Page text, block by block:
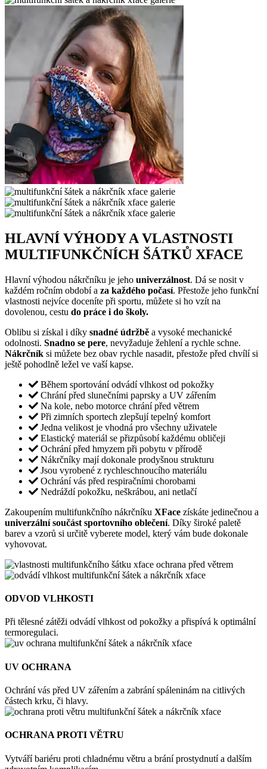
HLAVNÍ VÝHODY A VLASTNOSTI
MULTIFUNKČNÍCH ŠÁTKŮ XFACE
Hlavní výhodou nákrčníku je jeho univerzálnost. Dá se nosit v
každém ročním období a za každého počasí. Přestože jeho funkční
vlastnosti nejvíce doceníte při sportu, můžete si ho vzít na
dovolenou, cestu do práce i do školy.
Oblibu si získal i díky snadné údržbě a vysoké mechanické
odolnosti. Snadno se pere, nevyžaduje žehlení a rychle schne.
Nákrčník si můžete bez obav rychle nasadit, přestože před chvílí si
ještě pohodlně ležel ve vaší kapse.
Během sportování odvádí vlhkost od pokožky
Chrání před slunečními paprsky a UV zářením
Na kole, nebo motorce chrání před větrem
Při zimních sportech zlepšují tepelný komfort
Jedna velikost je vhodná pro všechny uživatele
Elastický materiál se přizpůsobí každému obličeji
Ochrání před hmyzem při pobytu v přírodě
Nákrčníky mají dokonale prodyšnou strukturu
Jsou vyrobené z rychleschnoucího materiálu
Ochrání vás před respiračními chorobami
Nedráždí pokožku, neškrábou, ani netlačí
Zakoupením multifunkčního nákrčníku XFace získáte jedinečnou a
univerzální součást sportovního oblečení. Díky široké paletě
barev a vzorů si určitě vyberete model, který vám bude dokonale
vyhovovat.
ODVOD VLHKOSTI
Při tělesné zátěži odvádí vlhkost od pokožky a přispívá k optimální
termoregulaci.
UV OCHRANA
Ochrání vás před UV zářením a zabrání spáleninám na citlivých
částech krku, či hlavy.
OCHRANA PROTI VĚTRU
Vytváří bariéru proti chladnému větru a brání prostydnutí a dalším